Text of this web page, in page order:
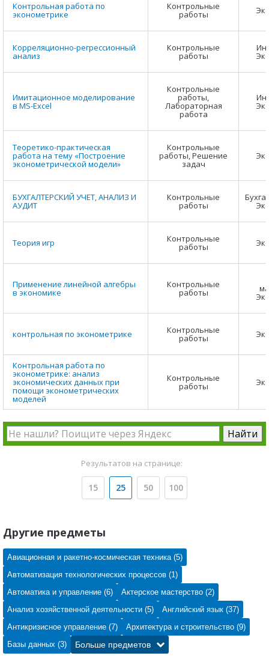
Контрольная работа по
эконометрике
Контрольные
работы
Корреляционно-регрессионный
анализ
Контрольные
работы
Имитационное моделирование
в MS-Excel
Контрольные
работы,
Лабораторная
работа
Теоретико-практическая
работа на тему «Построение
эконометрической модели»
Контрольные
работы, Решение
задач
БУХГАЛТЕРСКИЙ УЧЕТ, АНАЛИЗ И
АУДИТ
Контрольные
работы
Теория игр Контрольные
работы
Применение линейной алгебры
в экономике
Контрольные
работы
контрольная по эконометрике Контрольные
работы
Контрольная работа по
эконометрике: анализ
экономических данных при
помощи эконометрических
моделей
Контрольные
работы
Результатов на странице:
15 25 50 100
Другие предметы
Авиационная и ракетно-космическая техника (5)
Автоматизация технологических процессов (1)
Автоматика и управление (6)
Актерское мастерство (2)
Анализ хозяйственной деятельности (5)
Английский язык (37)
Антикризисное управление (7)
Архитектура и строительство (9)
Базы данных (3)
Больше предметов